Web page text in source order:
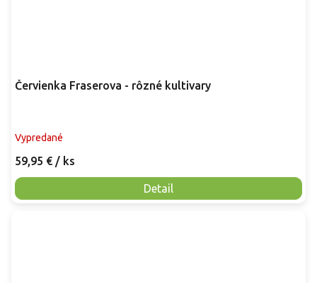
Červienka Fraserova - rôzné kultivary
Vypredané
59,95 € / ks
Detail